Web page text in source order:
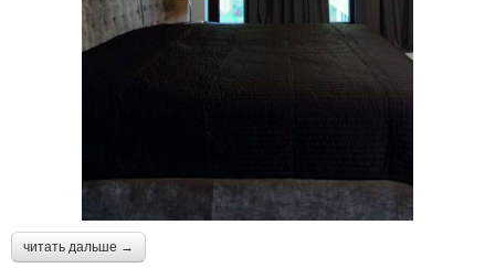
читать дальше →